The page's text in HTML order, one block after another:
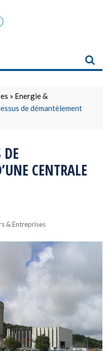
» Energie &
de démantèlement
DE
CENTRALE
& Entreprises